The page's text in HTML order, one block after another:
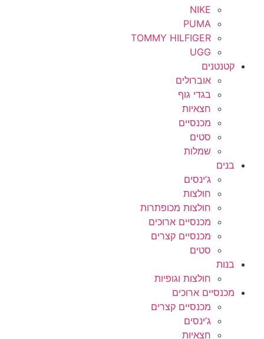
NIKE
PUMA
TOMMY HILFIGER
UGG
קטנטנים
אוברולים
בגדי גוף
חצאיות
מכנסיים
סטים
שמלות
בנים
ג’ינסים
חולצות
חולצות מכופתרות
מכנסיים ארוכים
מכנסיים קצרים
סטים
בנות
חולצות וגופיות
מכנסיים ארוכים
מכנסיים קצרים
ג’ינסים
חצאיות